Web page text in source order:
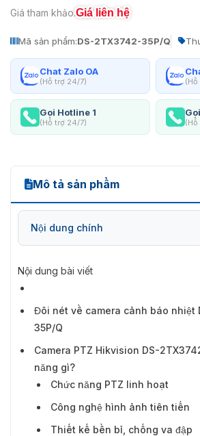
Giá tham khảo:Giá liên hệ
Mã sản phẩm:DS-2TX3742-35P/Q
Chat Zalo OA
(Hỗ trợ 24/7)
Gọi Hotline 1
(Hỗ trợ 24/7)
Mô tả sản phẩm
Nội dung chính
tính năng gì?
Nội dung bài viết
Đôi nét về camera cảnh báo nhiệt
35P/Q
Camera PTZ Hikvision DS-
năng gì?
Chức năng PTZ linh hoạt
Công nghệ hình ảnh tiên tiến
Thiết kế bền bỉ, chống va đập